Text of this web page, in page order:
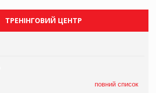
ТРЕНІНГОВИЙ ЦЕНТР
повний список